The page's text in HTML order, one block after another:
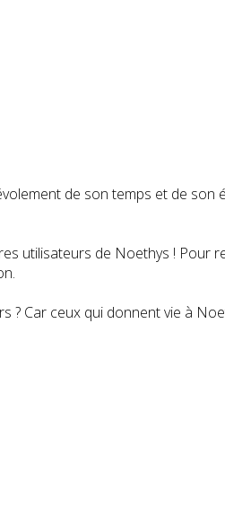
de son temps et de son
utilisateurs de Noethys ! Pour
Car ceux qui donnent vie à